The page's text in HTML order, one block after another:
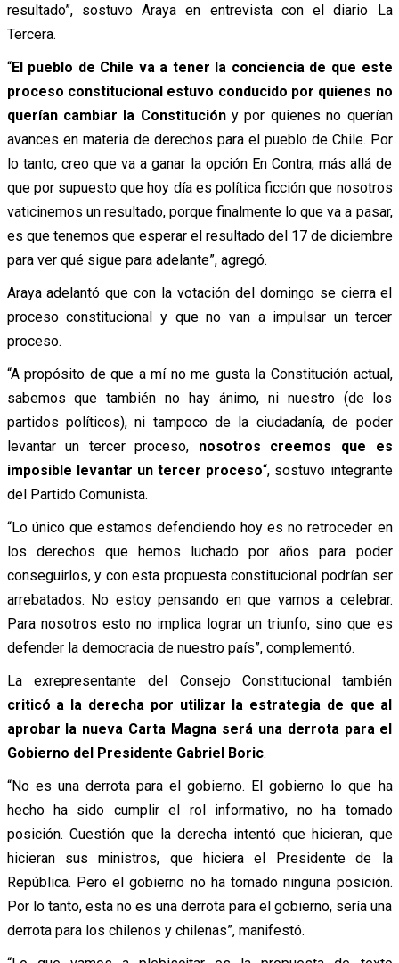
resultado”, sostuvo Araya en entrevista con el diario La
Tercera.
“El pueblo de Chile va a tener la conciencia de que este
proceso constitucional estuvo conducido por quienes no
querían cambiar la Constitucióny por quienes no querían
avances en materia de derechos para el pueblo de Chile. Por
lo tanto, creo que va a ganar la opción En Contra, más allá de
que por supuesto que hoy día es política ficción que nosotros
vaticinemos un resultado, porque finalmente lo que va a pasar,
es que tenemos que esperar el resultado del 17 de diciembre
para ver qué sigue para adelante”, agregó.
Araya adelantó que con la votación del domingo se cierra el
proceso constitucional y que no van a impulsar un tercer
proceso.
“A propósito de que a mí no me gusta la Constitución actual,
sabemos que también no hay ánimo, ni nuestro (de los
partidos políticos), ni tampoco de la ciudadanía, de poder
levantar un tercer proceso, nosotros creemos que es
imposible levantar un tercer proceso“, sostuvo integrante
del Partido Comunista.
“Lo único que estamos defendiendo hoy es no retroceder en
los derechos que hemos luchado por años para poder
conseguirlos, y con esta propuesta constitucional podrían ser
arrebatados. No estoy pensando en que vamos a celebrar.
Para nosotros esto no implica lograr un triunfo, sino que es
defender la democracia de nuestro país”, complementó.
La exrepresentante del Consejo Constitucional también
criticó a la derecha por utilizar la estrategia de que al
aprobar la nueva Carta Magna será una derrota para el
Gobierno del Presidente Gabriel Boric.
“No es una derrota para el gobierno. El gobierno lo que ha
hecho ha sido cumplir el rol informativo, no ha tomado
posición. Cuestión que la derecha intentó que hicieran, que
hicieran sus ministros, que hiciera el Presidente de la
República. Pero el gobierno no ha tomado ninguna posición.
Por lo tanto, esta no es una derrota para el gobierno, sería una
derrota para los chilenos y chilenas”, manifestó.